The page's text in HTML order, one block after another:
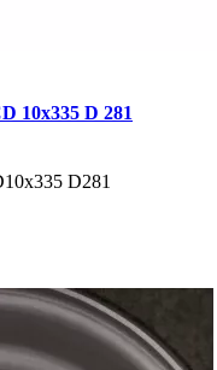
10x335 D 281
D281